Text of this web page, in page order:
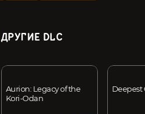
ДРУГИЕ DLC
Aurion: Legacy of the
Kori-Odan
Deepest